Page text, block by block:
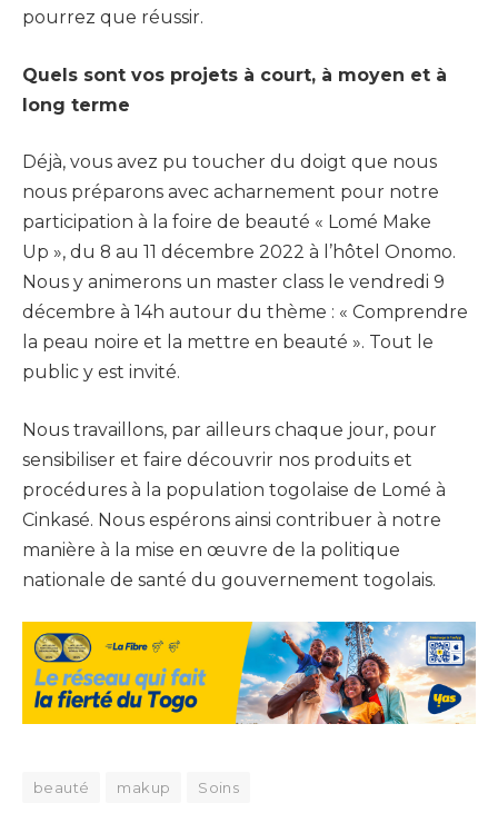
pourrez que réussir.
Quels sont vos projets à court, à moyen et à
long terme
Déjà, vous avez pu toucher du doigt que nous
nous préparons avec acharnement pour notre
participation à la foire de beauté « Lomé Make
Up », du 8 au 11 décembre 2022 à l’hôtel Onomo.
Nous y animerons un master class le vendredi 9
décembre à 14h autour du thème : « Comprendre
la peau noire et la mettre en beauté ». Tout le
public y est invité.
Nous travaillons, par ailleurs chaque jour, pour
sensibiliser et faire découvrir nos produits et
procédures à la population togolaise de Lomé à
Cinkasé. Nous espérons ainsi contribuer à notre
manière à la mise en œuvre de la politique
nationale de santé du gouvernement togolais.
beauté makup Soins